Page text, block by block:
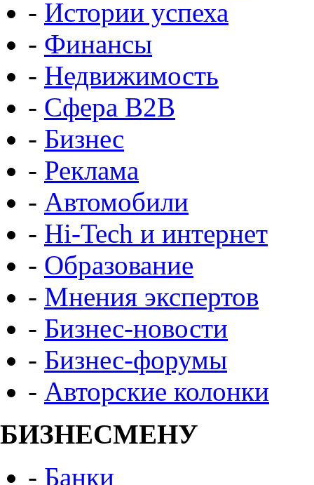
- Истории успеха
- Финансы
- Недвижимость
- Сфера B2B
- Бизнес
- Реклама
- Автомобили
- Hi-Tech и интернет
- Образование
- Мнения экспертов
- Бизнес-новости
- Бизнес-форумы
- Авторские колонки
БИЗНЕСМЕНУ
- Банки